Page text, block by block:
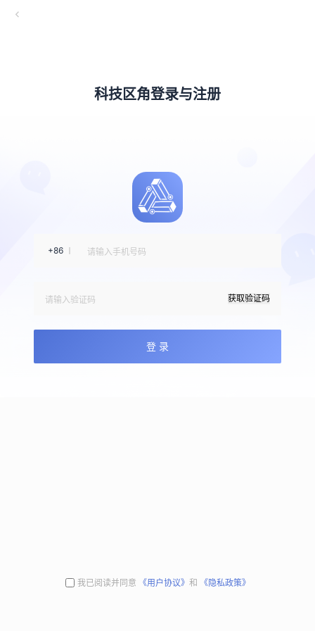
科技区角登录与注册
+86
获取验证码
登 录
我已阅读并同意 《用户协议》 和 《隐私政策》